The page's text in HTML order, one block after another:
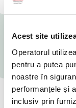
Acest site
Operatorul
pentru a putea
noastre în
performanțele și
inclusiv prin